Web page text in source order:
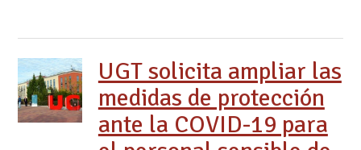
UGT solicita ampliar las
medidas de protección
ante la COVID-19 para